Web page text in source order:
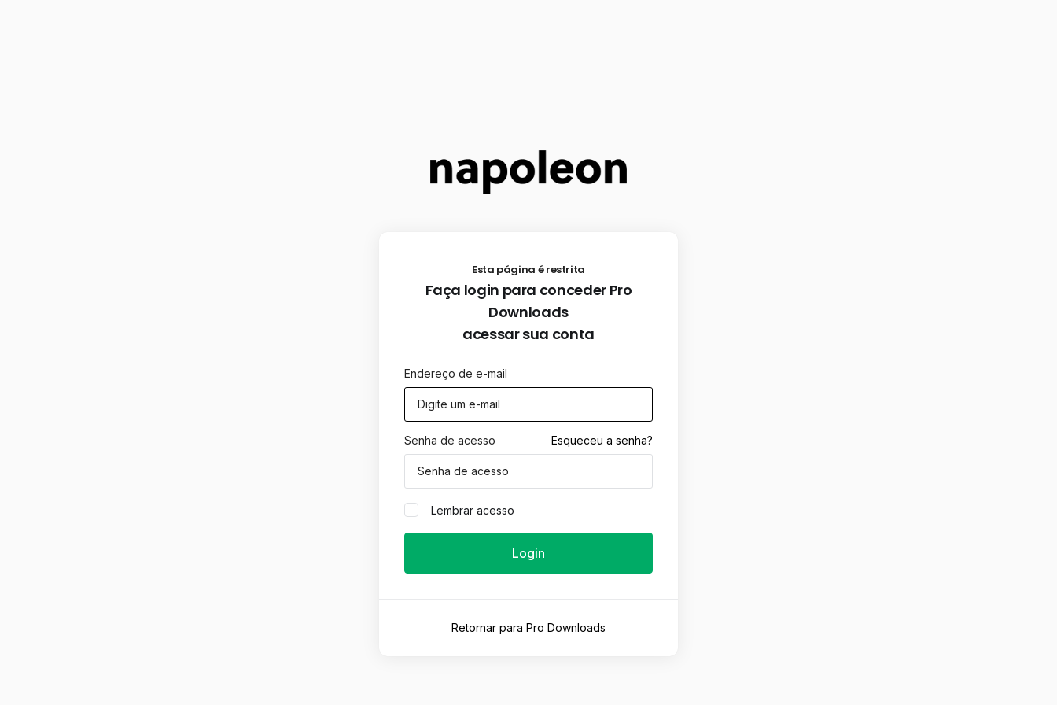
Esta página é restrita
Faça login para conceder Pro
Downloads
acessar sua conta
Endereço de e-mail
Senha de acesso Esqueceu a senha?
Lembrar acesso
Login
Retornar para Pro Downloads